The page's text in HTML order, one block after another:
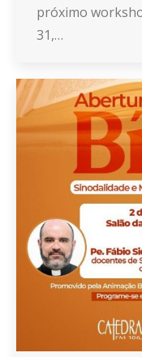
próximo
31,…